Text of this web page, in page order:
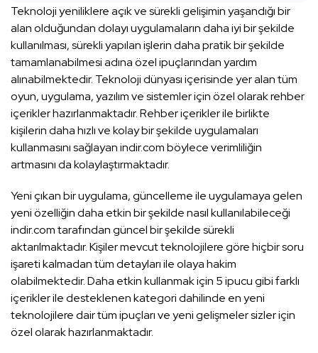
Teknoloji yeniliklere açık ve sürekli gelişimin yaşandığı bir
alan olduğundan dolayı uygulamaların daha iyi bir şekilde
kullanılması, sürekli yapılan işlerin daha pratik bir şekilde
tamamlanabilmesi adına özel ipuçlarından yardım
alınabilmektedir. Teknoloji dünyası içerisinde yer alan tüm
oyun, uygulama, yazılım ve sistemler için özel olarak rehber
içerikler hazırlanmaktadır. Rehber içerikler ile birlikte
kişilerin daha hızlı ve kolay bir şekilde uygulamaları
kullanmasını sağlayan indir.com böylece verimliliğin
artmasını da kolaylaştırmaktadır.
Yeni çıkan bir uygulama, güncelleme ile uygulamaya gelen
yeni özelliğin daha etkin bir şekilde nasıl kullanılabileceği
indir.com tarafından güncel bir şekilde sürekli
aktarılmaktadır. Kişiler mevcut teknolojilere göre hiçbir soru
işareti kalmadan tüm detayları ile olaya hakim
olabilmektedir. Daha etkin kullanmak için 5 ipucu gibi farklı
içerikler ile desteklenen kategori dahilinde en yeni
teknolojilere dair tüm ipuçları ve yeni gelişmeler sizler için
özel olarak hazırlanmaktadır.